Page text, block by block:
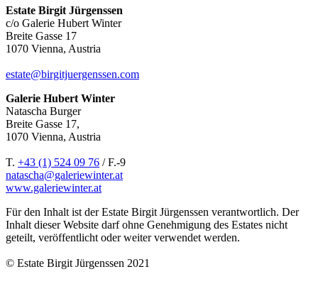
Estate Birgit Jürgenssen
c/o Galerie Hubert Winter
Breite Gasse 17
1070 Vienna, Austria
estate@birgitjuergenssen.com
Galerie Hubert Winter
Natascha Burger
Breite Gasse 17,
1070 Vienna, Austria
T. +43 (1) 524 09 76 / F.-9
natascha@galeriewinter.at
www.galeriewinter.at
Für den Inhalt ist der Estate Birgit Jürgenssen verantwortlich. Der
Inhalt dieser Website darf ohne Genehmigung des Estates nicht
geteilt, veröffentlicht oder weiter verwendet werden.
© Estate Birgit Jürgenssen 2021